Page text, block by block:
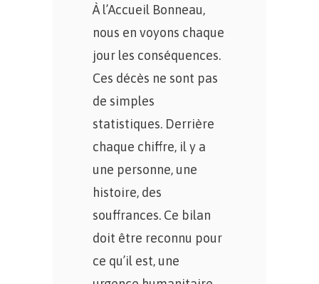
À l’Accueil Bonneau,
nous en voyons chaque
jour les conséquences.
Ces décès ne sont pas
de simples
statistiques. Derrière
chaque chiffre, il y a
une personne, une
histoire, des
souffrances. Ce bilan
doit être reconnu pour
ce qu’il est, une